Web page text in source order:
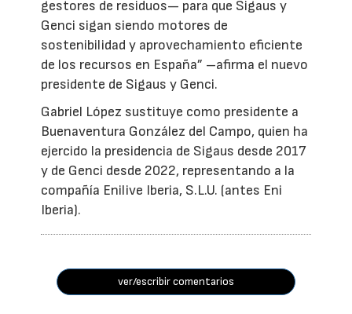
gestores de residuos— para que Sigaus y
Genci sigan siendo motores de
sostenibilidad y aprovechamiento eficiente
de los recursos en España” –afirma el nuevo
presidente de Sigaus y Genci.
Gabriel López sustituye como presidente a
Buenaventura González del Campo, quien ha
ejercido la presidencia de Sigaus desde 2017
y de Genci desde 2022, representando a la
compañía Enilive Iberia, S.L.U. (antes Eni
Iberia).
ver/escribir comentarios